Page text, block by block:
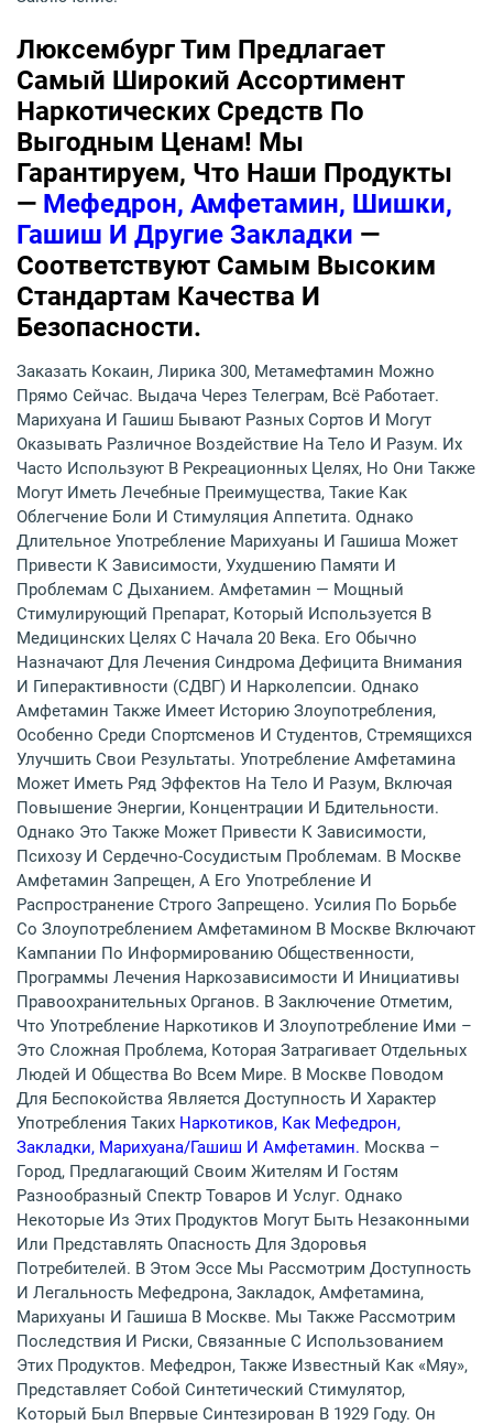
Люксембург Тим Предлагает
Самый Широкий Ассортимент
Наркотических Средств По
Выгодным Ценам! Мы
Гарантируем, Что Наши Продукты
— Мефедрон, Амфетамин, Шишки,
Гашиш И Другие Закладки —
Соответствуют Самым Высоким
Стандартам Качества И
Безопасности.
Заказать Кокаин, Лирика 300, Метамефтамин Можно
Прямо Сейчас. Выдача Через Телеграм, Всё Работает.
Марихуана И Гашиш Бывают Разных Сортов И Могут
Оказывать Различное Воздействие На Тело И Разум. Их
Часто Используют В Рекреационных Целях, Но Они Также
Могут Иметь Лечебные Преимущества, Такие Как
Облегчение Боли И Стимуляция Аппетита. Однако
Длительное Употребление Марихуаны И Гашиша Может
Привести К Зависимости, Ухудшению Памяти И
Проблемам С Дыханием. Амфетамин — Мощный
Стимулирующий Препарат, Который Используется В
Медицинских Целях С Начала 20 Века. Его Обычно
Назначают Для Лечения Синдрома Дефицита Внимания
И Гиперактивности (СДВГ) И Нарколепсии. Однако
Амфетамин Также Имеет Историю Злоупотребления,
Особенно Среди Спортсменов И Студентов, Стремящихся
Улучшить Свои Результаты. Употребление Амфетамина
Может Иметь Ряд Эффектов На Тело И Разум, Включая
Повышение Энергии, Концентрации И Бдительности.
Однако Это Также Может Привести К Зависимости,
Психозу И Сердечно-Сосудистым Проблемам. В Москве
Амфетамин Запрещен, А Его Употребление И
Распространение Строго Запрещено. Усилия По Борьбе
Со Злоупотреблением Амфетамином В Москве Включают
Кампании По Информированию Общественности,
Программы Лечения Наркозависимости И Инициативы
Правоохранительных Органов. В Заключение Отметим,
Что Употребление Наркотиков И Злоупотребление Ими –
Это Сложная Проблема, Которая Затрагивает Отдельных
Людей И Общества Во Всем Мире. В Москве Поводом
Для Беспокойства Является Доступность И Характер
Употребления Таких Наркотиков, Как Мефедрон,
Закладки, Марихуана/гашиш И Амфетамин. Москва –
Город, Предлагающий Своим Жителям И Гостям
Разнообразный Спектр Товаров И Услуг. Однако
Некоторые Из Этих Продуктов Могут Быть Незаконными
Или Представлять Опасность Для Здоровья
Потребителей. В Этом Эссе Мы Рассмотрим Доступность
И Легальность Мефедрона, Закладок, Амфетамина,
Марихуаны И Гашиша В Москве. Мы Также Рассмотрим
Последствия И Риски, Связанные С Использованием
Этих Продуктов. Мефедрон, Также Известный Как «мяу»,
Представляет Собой Синтетический Стимулятор,
Который Был Впервые Синтезирован В 1929 Году. Он